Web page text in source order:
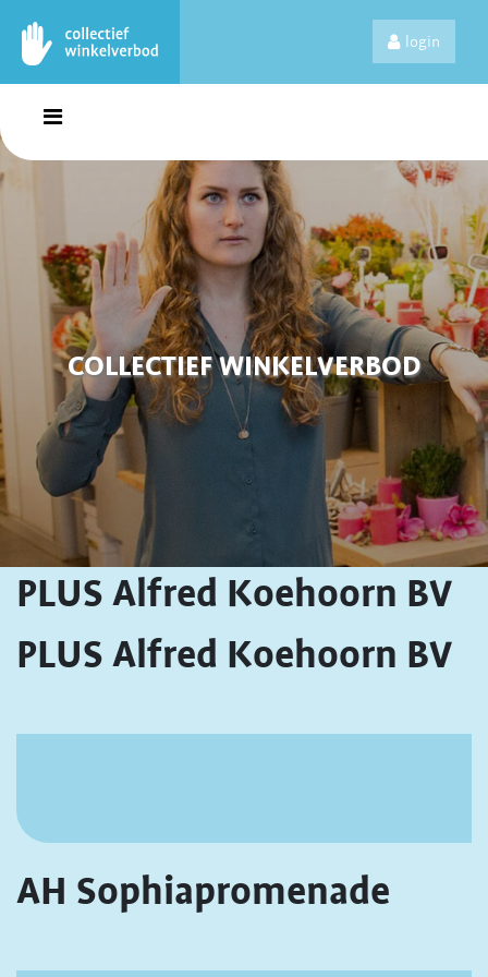
login
COLLECTIEF WINKELVERBOD
PLUS Alfred Koehoorn BV
PLUS Alfred Koehoorn BV
AH Sophiapromenade